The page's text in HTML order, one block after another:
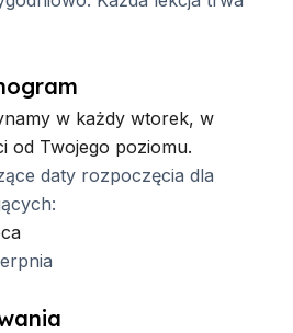
w każdy wtorek, w
od Twojego poziomu.
daty rozpoczęcia dla